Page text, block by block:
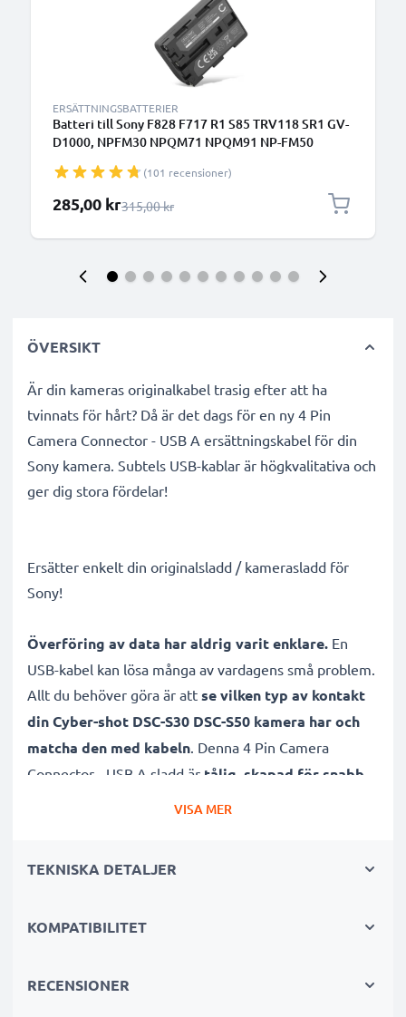
ERSÄTTNINGSBATTERIER
Batteri till Sony F828 F717 R1 S85 TRV118 SR1 GV-
D1000, NPFM30 NPQM71 NPQM91 NP-FM50
(101 recensioner)
Specialpris
285,00 krOrdinarie pris
315,00 kr
ÖVERSIKT
Är din kameras originalkabel trasig efter att ha
tvinnats för hårt? Då är det dags för en ny 4 Pin
Camera Connector - USB A ersättningskabel för din
Sony kamera. Subtels USB-kablar är högkvalitativa och
ger dig stora fördelar!
Ersätter enkelt din originalsladd / kamerasladd för
Sony!
Överföring av data har aldrig varit enklare. En
USB-kabel kan lösa många av vardagens små problem.
Allt du behöver göra är att se vilken typ av kontakt
din Cyber-shot DSC-S30 DSC-S50 kamera har och
matcha den med kabeln. Denna 4 Pin Camera
Connector - USB A sladd är tålig, skapad för snabb
firmware-uppdateringar
, så att din kamera kan förbli
VISA MER
TEKNISKA DETALJER
KOMPATIBILITET
RECENSIONER